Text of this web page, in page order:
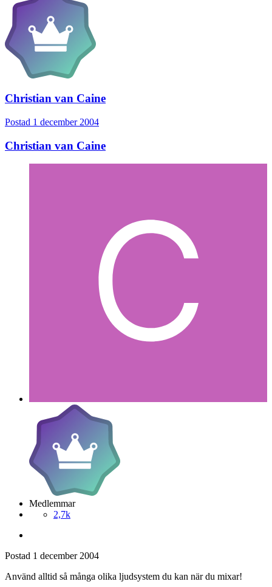
Christian van Caine
Postad 1 december 2004
Christian van Caine
Medlemmar
2,7k
Postad 1 december 2004
Använd alltid så många olika ljudsystem du kan när du mixar!